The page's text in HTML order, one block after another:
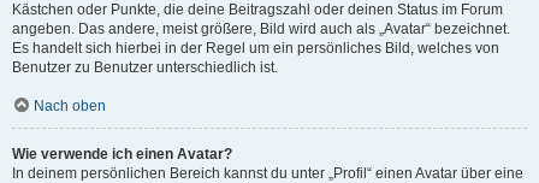
Kästchen oder Punkte, die deine Beitragszahl oder deinen Status im Forum
angeben. Das andere, meist größere, Bild wird auch als „Avatar“ bezeichnet.
Es handelt sich hierbei in der Regel um ein persönliches Bild, welches von
Benutzer zu Benutzer unterschiedlich ist.
Nach oben
Wie verwende ich einen Avatar?
In deinem persönlichen Bereich kannst du unter „Profil“ einen Avatar über eine